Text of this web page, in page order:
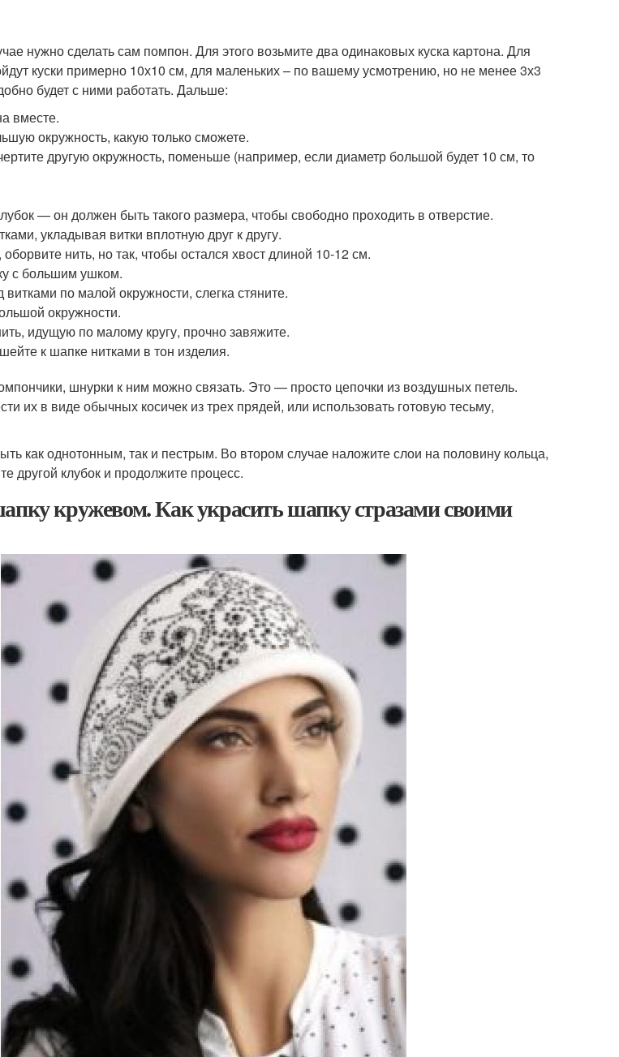
нужно сделать сам помпон. Для этого возьмите два одинаковых куска картона. Для
куски примерно 10х10 см, для маленьких – по вашему усмотрению, но не менее 3х3
будет с ними работать. Дальше:
вместе.
окружность, какую только сможете.
другую окружность, поменьше (например, если диаметр большой будет 10 см, то
— он должен быть такого размера, чтобы свободно проходить в отверстие.
укладывая витки вплотную друг к другу.
оборвите нить, но так, чтобы остался хвост длиной 10-12 см.
с большим ушком.
по малой окружности, слегка стяните.
окружности.
идущую по малому кругу, прочно завяжите.
к шапке нитками в тон изделия.
шнурки к ним можно связать. Это — просто цепочки из воздушных петель.
их в виде обычных косичек из трех прядей, или использовать готовую тесьму,
как однотонным, так и пестрым. Во втором случае наложите слои на половину кольца,
другой клубок и продолжите процесс.
кружевом. Как украсить шапку стразами своими